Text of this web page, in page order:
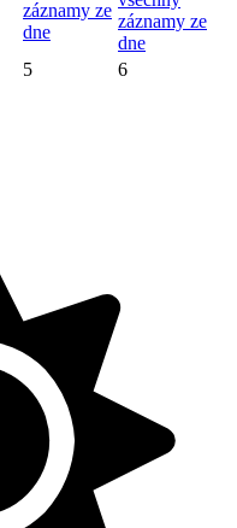
záznamy ze
dne
záznamy ze
dne
5 6